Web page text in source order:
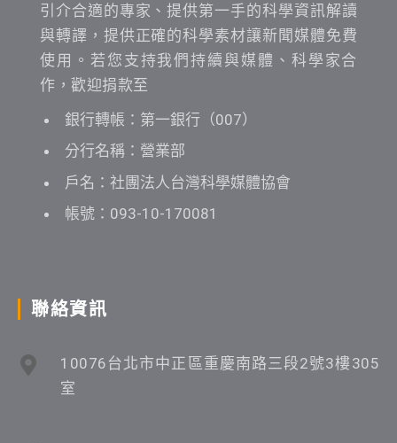
引介合適的專家、提供第一手的科學資訊解讀
與轉譯，提供正確的科學素材讓新聞媒體免費
使用。若您支持我們持續與媒體、科學家合
作，歡迎捐款至
銀行轉帳：第一銀行（007）
分行名稱：營業部
戶名：社團法人台灣科學媒體協會
帳號：093-10-170081
聯絡資訊
10076台北市中正區重慶南路三段2號3樓305
室